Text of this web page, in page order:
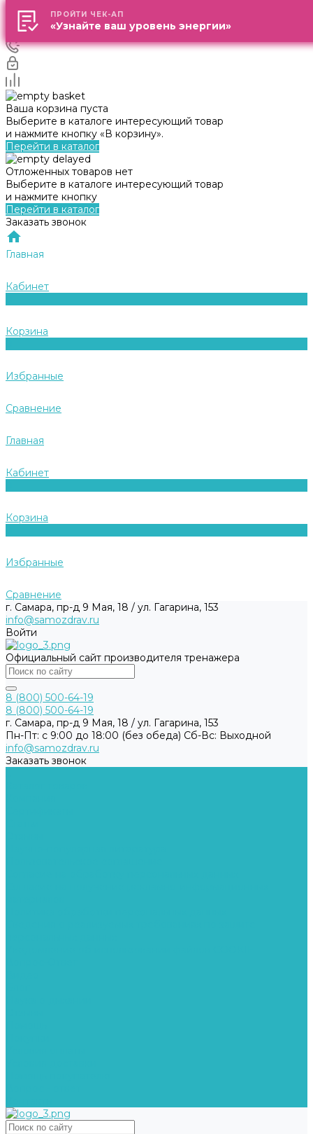
Ваша корзина пуста
Выберите в каталоге интересующий товар
и нажмите кнопку «В корзину».
Перейти в каталог
Отложенных товаров нет
Выберите в каталоге интересующий товар
и нажмите кнопку
Перейти в каталог
Заказать звонок
Главная
Кабинет
Корзина
Избранные
Сравнение
Главная
Кабинет
Корзина
Избранные
Сравнение
г. Самара, пр-д 9 Мая, 18 / ул. Гагарина, 153
info@samozdrav.ru
Войти
Официальный сайт производителя тренажера
8 (800) 500-64-19
8 (800) 500-64-19
г. Самара, пр-д 9 Мая, 18 / ул. Гагарина, 153
Пн-Пт: с 9:00 до 18:00 (без обеда) Cб-Вс: Выходной
info@samozdrav.ru
Заказать звонок
ПРОЙТИ ЧЕК-АП
«Узнайте ваш уровень энергии»
ПРОЙТИ ЧЕК-АП
«Узнайте ваш уровень энергии»